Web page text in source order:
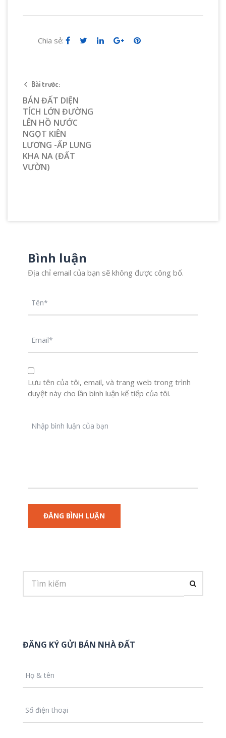
Chia sẻ:
Bài trước:
BÁN ĐẤT DIỆN
TÍCH LỚN ĐƯỜNG
LÊN HỒ NƯỚC
NGỌT KIÊN
LƯƠNG -ẤP LUNG
KHA NA (ĐẤT
VƯỜN)
Bình luận
Địa chỉ email của bạn sẽ không được công bố.
Lưu tên của tôi, email, và trang web trong trình
duyệt này cho lần bình luận kế tiếp của tôi.
ĐĂNG KÝ GỬI BÁN NHÀ ĐẤT